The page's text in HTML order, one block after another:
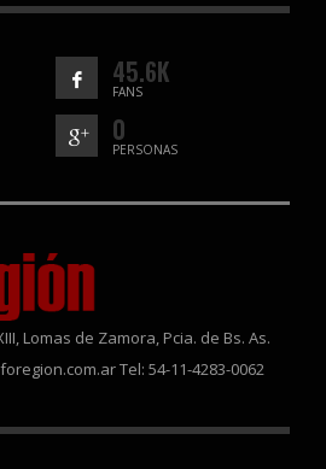
45.6K
FANS
0
PERSONAS
Lomas de Zamora, Pcia. de Bs. As.
Tel: 54-11-4283-0062